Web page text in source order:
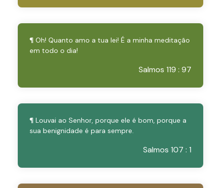
¶ Oh! Quanto amo a tua lei! É a minha meditação
em todo o dia!
Salmos 119 : 97
¶ Louvai ao Senhor, porque ele é bom, porque a
sua benignidade é para sempre.
Salmos 107 : 1